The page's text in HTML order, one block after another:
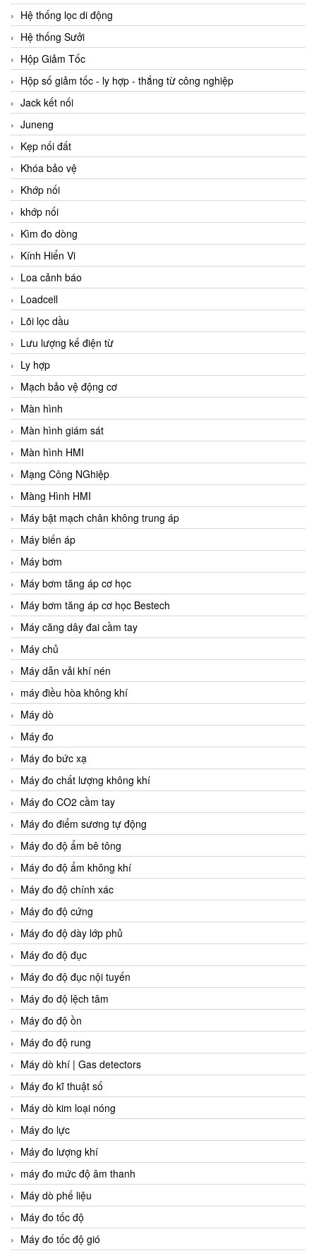
Hệ thống lọc di động
Hệ thống Sưởi
Hộp Giảm Tốc
Hộp số giảm tốc - ly hợp - thắng từ công nghiệp
Jack kết nối
Juneng
Kẹp nối đất
Khóa bảo vệ
Khớp nối
khớp nối
Kìm đo dòng
Kính Hiển Vi
Loa cảnh báo
Loadcell
Lõi lọc dầu
Lưu lượng kế điện từ
Ly hợp
Mạch bảo vệ động cơ
Màn hình
Màn hình giám sát
Màn hình HMI
Mạng Công NGhiệp
Màng Hình HMI
Máy bật mạch chân không trung áp
Máy biến áp
Máy bơm
Máy bơm tăng áp cơ học
Máy bơm tăng áp cơ học Bestech
Máy căng dây đai cầm tay
Máy chủ
Máy dẫn vải khí nén
máy điều hòa không khí
Máy dò
Máy đo
Máy đo bức xạ
Máy đo chất lượng không khí
Máy đo CO2 cầm tay
Máy đo điểm sương tự động
Máy đo độ ẩm bê tông
Máy đo độ ẩm không khí
Máy đo độ chính xác
Máy đo độ cứng
Máy đo độ dày lớp phủ
Máy đo độ đục
Máy đo độ đục nội tuyến
Máy đo độ lệch tâm
Máy đo độ ồn
Máy đo độ rung
Máy dò khí | Gas detectors
Máy đo kĩ thuật số
Máy dò kim loại nóng
Máy đo lực
Máy đo lượng khí
máy đo mức độ âm thanh
Máy dò phế liệu
Máy đo tốc độ
Máy đo tốc độ gió